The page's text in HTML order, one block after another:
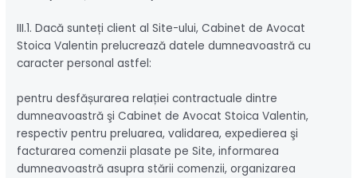
III.1. Dacă sunteți client al Site-ului, Cabinet de Avocat
Stoica Valentin prelucrează datele dumneavoastră cu
caracter personal astfel:
pentru desfășurarea relației contractuale dintre
dumneavoastră şi Cabinet de Avocat Stoica Valentin,
respectiv pentru preluarea, validarea, expedierea şi
facturarea comenzii plasate pe Site, informarea
dumneavoastră asupra stării comenzii, organizarea